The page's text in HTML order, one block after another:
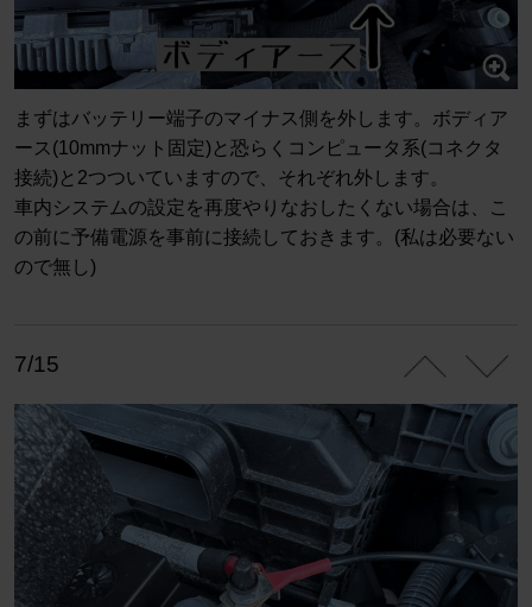
まずはバッテリー端子のマイナス側を外します。ボディア
ース(10mmナット固定)と恐らくコンピュータ系(コネクタ
接続)と2つついていますので、それぞれ外します。
車内システムの設定を再度やりなおしたくない場合は、こ
の前に予備電源を事前に接続しておきます。(私は必要ない
ので無し)
7/15